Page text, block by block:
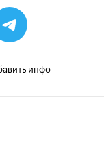
инфо